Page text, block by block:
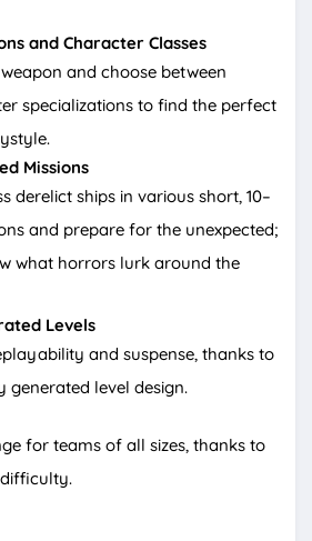
and Character Classes
and choose between
specializations to find the perfect
Missions
derelict ships in various short, 10–
and prepare for the unexpected;
what horrors lurk around the
Levels
and suspense, thanks to
level design.
for teams of all sizes, thanks to